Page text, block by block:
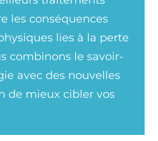
les conséquences
lies à la perte
combinons le savoir-
avec des nouvelles
de mieux cibler vos